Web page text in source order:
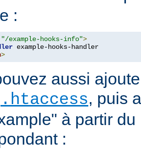
:
"/example-hooks-info">
>
aussi
.htaccess, puis
à partir du
: